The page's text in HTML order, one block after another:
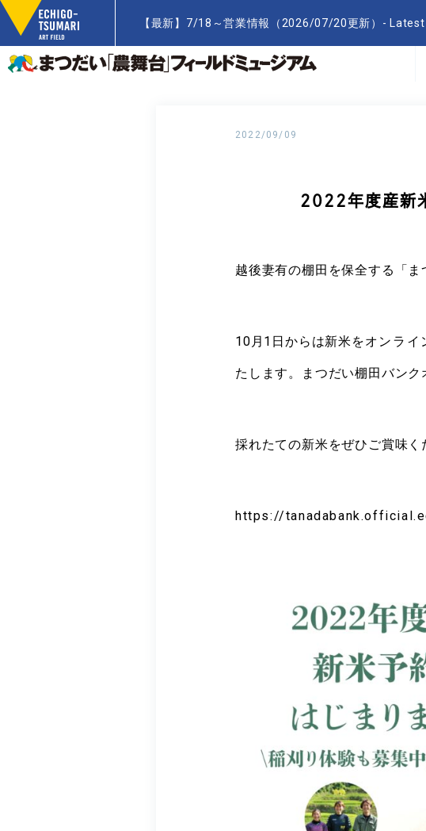
【最新】7/18～営業情報（2026/07/20更新）- Latest
2022/09/09
2022年度産新
越後妻有の棚田を保全する「
10月1日からは新米をオンライ
たします。まつだい棚田バン
採れたての新米をぜひご賞味く
https://